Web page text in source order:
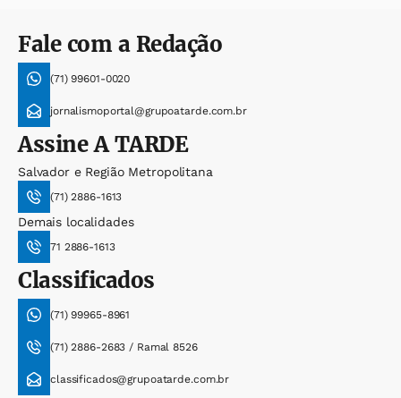
Fale com a Redação
(71) 99601-0020
jornalismoportal@grupoatarde.com.br
AssineA TARDE
Salvador e Região Metropolitana
(71) 2886-1613
Demais localidades
71 2886-1613
Classificados
(71) 99965-8961
(71) 2886-2683 / Ramal 8526
classificados@grupoatarde.com.br